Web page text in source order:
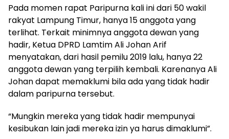
Pada momen rapat Paripurna kali ini dari 50 wakil
rakyat Lampung Timur, hanya 15 anggota yang
terlihat. Terkait minimnya anggota dewan yang
hadir, Ketua DPRD Lamtim Ali Johan Arif
menyatakan, dari hasil pemilu 2019 lalu, hanya 22
anggota dewan yang terpilih kembali. Karenanya Ali
Johan dapat memaklumi bila ada yang tidak hadir
dalam paripurna tersebut.
“Mungkin mereka yang tidak hadir mempunyai
kesibukan lain jadi mereka izin ya harus dimaklumi”.